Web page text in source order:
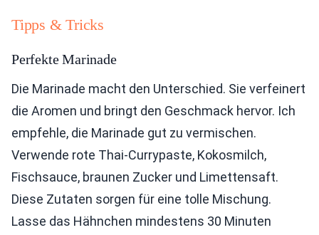
Tipps & Tricks
Perfekte Marinade
Die Marinade macht den Unterschied. Sie verfeinert
die Aromen und bringt den Geschmack hervor. Ich
empfehle, die Marinade gut zu vermischen.
Verwende rote Thai-Currypaste, Kokosmilch,
Fischsauce, braunen Zucker und Limettensaft.
Diese Zutaten sorgen für eine tolle Mischung.
Lasse das Hähnchen mindestens 30 Minuten